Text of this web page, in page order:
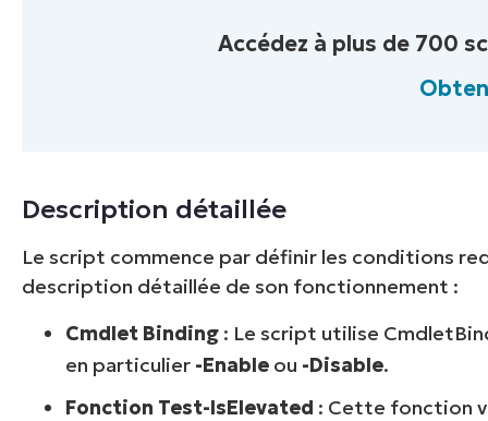
Accédez à plus de 700
Description détaillée
Le script commence par définir les conditions
description détaillée de son fonctionnement :
Cmdlet Binding : Le script utilise
en particulier -Enable ou -Disable.
Fonction Test-IsElevated : Cette fonction